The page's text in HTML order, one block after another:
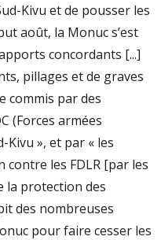
Kivu et de pousser les
août, la Monuc s’est
concordants [...]
pillages et de graves
commis par des
(Forces armées
Kivu », et par « les
les FDLR [par les
la protection des
des nombreuses
pour faire cesser les